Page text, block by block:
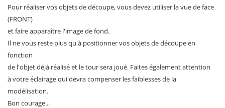
Pour réaliser vos objets de découpe, vous devez utiliser la vue de face
(FRONT)
et faire apparaître l'image de fond.
Il ne vous reste plus qu'à positionner vos objets de découpe en
fonction
de l'objet déjà réalisé et le tour sera joué. Faites également attention
à votre éclairage qui devra compenser les faiblesses de la
modélisation.
Bon courage...